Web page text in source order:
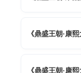
《鼎盛王朝·康
《鼎盛王朝·康